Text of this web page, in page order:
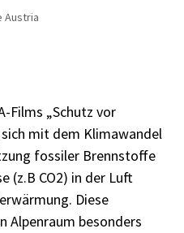
Austria
Films „Schutz vor
mit dem Klimawandel
fossiler Brennstoffe
(z.B CO2) in der Luft
Diese
Alpenraum besonders